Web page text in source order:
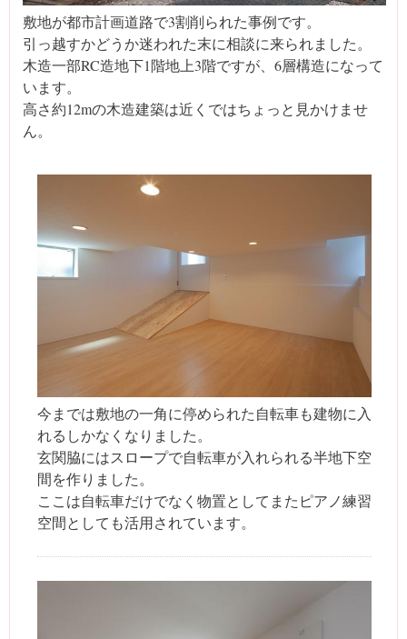
敷地が都市計画道路で3割削られた事例です。
引っ越すかどうか迷われた末に相談に来られました。
木造一部RC造地下1階地上3階ですが、6層構造になって
います。
高さ約12mの木造建築は近くではちょっと見かけませ
ん。
今までは敷地の一角に停められた自転車も建物に入
れるしかなくなりました。
玄関脇にはスロープで自転車が入れられる半地下空
間を作りました。
ここは自転車だけでなく物置としてまたピアノ練習
空間としても活用されています。